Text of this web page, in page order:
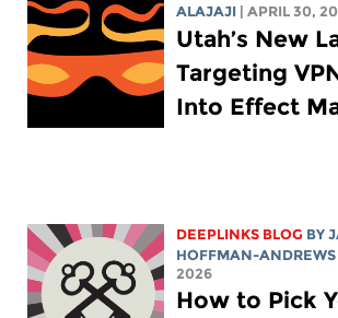
ALAJAJI | APRIL 30,
Utah’s New
Targeting
Into Effect
DEEPLINKS BLOG BY
HOFFMAN-ANDREWS
2026
How to Pick